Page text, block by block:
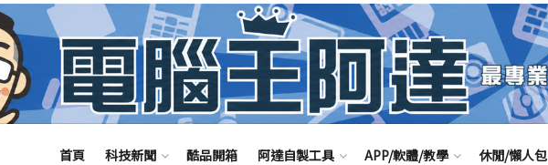
首頁 科技新聞 酷品開箱 阿達自製工具 APP/軟體/教學 休閒/懶人包